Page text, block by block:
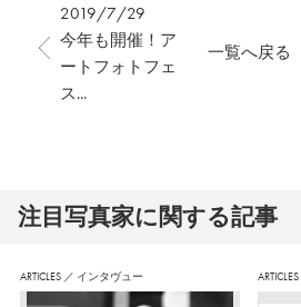
2019/7/29
今年も開催！ア
ートフォトフェ
ス...
一覧へ戻る
注⽬写真家に関する記事
ARTICLES ／ インタヴュー ARTICLES